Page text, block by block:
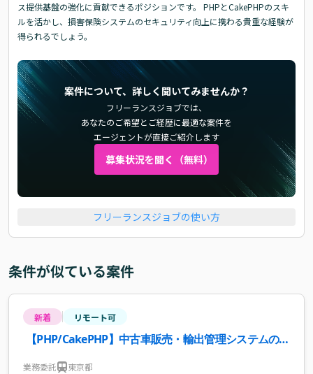
ス提供基盤の強化に貢献できるポジションです。 PHPとCakePHPのスキ
ルを活かし、損害保険システムのセキュリティ向上に携わる貴重な経験が
得られるでしょう。
案件について、詳しく聞いてみませんか？
フリーランスジョブでは、
あなたのご希望とご経歴に最適な案件を
エージェントが直接ご紹介します
募集状況を聞く（無料）
フリーランスジョブの使い方
条件が似ている案件
新着 リモート可
【PHP/CakePHP】中古車販売・輸出管理システムの開
業務委託 東京都